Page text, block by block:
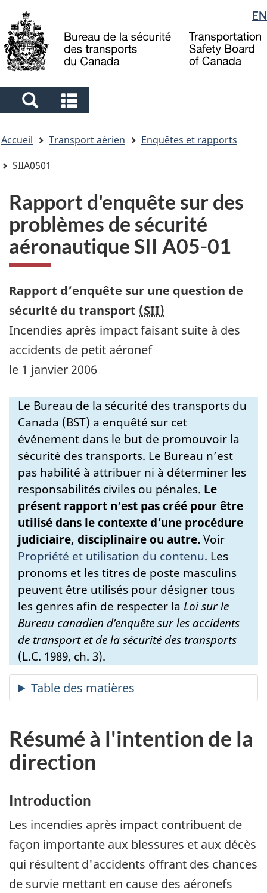
to
main
to
"About
government"
à
la
Sélection
de
la
langue
EN
Search
and
menus
and
menus
êtes
ici
Accueil Transport aérien
Enquêtes et rapports
SIIA0501
Rapport d'enquête sur des
problèmes de sécurité
aéronautique SII A05-01
Rapport d’enquête sur une question de
sécurité du transport (SII)
Incendies après impact faisant suite à des
accidents de petit aéronef
le 1 janvier 2006
Le Bureau de la sécurité des transports du
Canada (BST) a enquêté sur cet
événement dans le but de promouvoir la
sécurité des transports. Le Bureau n’est
pas habilité à attribuer ni à déterminer les
responsabilités civiles ou pénales. Le
présent rapport n’est pas créé pour être
utilisé dans le contexte d’une procédure
judiciaire, disciplinaire ou autre.Voir
Propriété et utilisation du contenu. Les
pronoms et les titres de poste masculins
peuvent être utilisés pour désigner tous
les genres afin de respecter la Loi sur le
Bureau canadien d’enquête sur les accidents
de transport et de la sécurité des transports
(L.C. 1989, ch. 3).
Résumé à l'intention de la
direction
Introduction
Les incendies après impact contribuent de
façon importante aux blessures et aux décès
qui résultent d'accidents offrant des chances
de survie mettant en cause des aéronefs